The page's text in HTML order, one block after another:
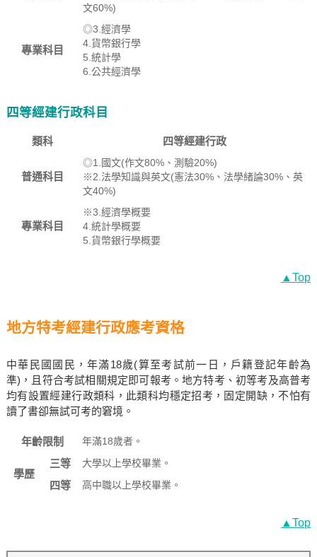
文60%)
專業科目
◎3.經濟學
4.貨幣銀行學
5.統計學
6.公共經濟學
四等經建行政科目
類科 四等經建行政
普通科目
◎1.國文(作文80%、測驗20%)
※2.法學知識與英文(憲法30%、法學緒論30%、英
文40%)
專業科目
※3.經濟學概要
4.統計學概要
5.貨幣銀行學概要
▲Top
地方特考經建行政應考資格
中華民國國民，年滿18歲(算至考試前一日，戶籍登記年齡為
準)，且符合考試相關規定即可報考。地方特考、初等考及高普考
均有設置經建行政類科，此類科均穩定招考，固定開缺，不怕有
讀了書卻無試可考的窘境。
年齡限制 年滿18歲者。
學歷
三等 大學以上學校畢業。
四等 高中職以上學校畢業。
▲Top